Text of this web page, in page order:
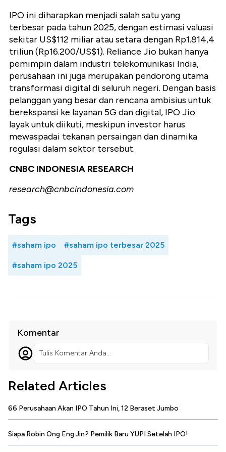
IPO ini diharapkan menjadi salah satu yang
terbesar pada tahun 2025, dengan estimasi valuasi
sekitar US$112 miliar atau setara dengan Rp1.814,4
triliun (Rp16.200/US$1). Reliance Jio bukan hanya
pemimpin dalam industri telekomunikasi India,
perusahaan ini juga merupakan pendorong utama
transformasi digital di seluruh negeri. Dengan basis
pelanggan yang besar dan rencana ambisius untuk
berekspansi ke layanan 5G dan digital, IPO Jio
layak untuk diikuti, meskipun investor harus
mewaspadai tekanan persaingan dan dinamika
regulasi dalam sektor tersebut.
CNBC INDONESIA RESEARCH
research@cnbcindonesia.com
Tags
#saham ipo #saham ipo terbesar 2025
#saham ipo 2025
Komentar
Tulis Komentar Anda...
Related Articles
66 Perusahaan Akan IPO Tahun Ini, 12 Beraset Jumbo
Siapa Robin Ong Eng Jin? Pemilik Baru YUPI Setelah IPO!